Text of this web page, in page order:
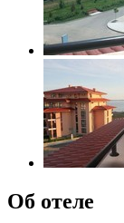
Об отеле